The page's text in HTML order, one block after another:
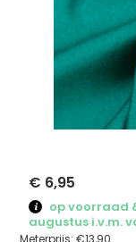
€ 6,95
op voorraad
augustus i.v.m.
Meterprijs:€13,90